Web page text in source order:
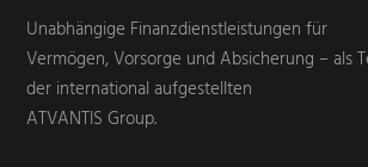
Unabhängige Finanzdienstleistungen für
Vermögen, Vorsorge und Absicherung – als
der international aufgestellten
ATVANTIS Group.